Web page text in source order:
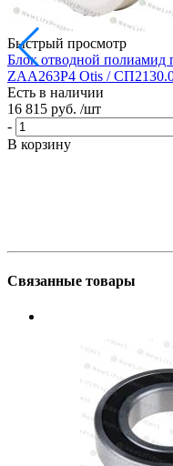
Быстрый просмотр
Блок отводной полиамид
ZAA263P4 Otis /
Есть в наличии
16 815 руб. /шт
-
В корзину
Связанные товары